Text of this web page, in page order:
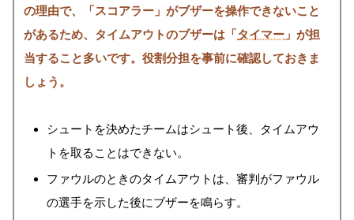
の理由で、「スコアラー」がブザーを操作できないこと
があるため、タイムアウトのブザーは 「タイマー 」 が担
当すること多いです。役割分担を事前に確認しておきま
しょう。
シュートを決めたチームはシュート後、タイムアウ
トを取ることはできない。
ファウルのときのタイムアウトは、審判がファウル
の選手を示した後にブザーを鳴らす。